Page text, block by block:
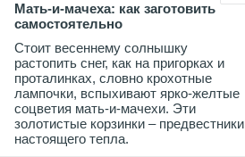
Мать-и-мачеха: как заготовить
самостоятельно
Стоит весеннему солнышку
растопить снег, как на пригорках и
проталинках, словно крохотные
лампочки, вспыхивают ярко-желтые
соцветия мать-и-мачехи. Эти
золотистые корзинки – предвестники
настоящего тепла.